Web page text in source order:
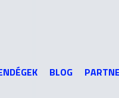
BLOG